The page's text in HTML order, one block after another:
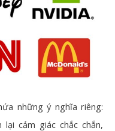
những ý nghĩa riêng:
cảm giác chắc chắn,